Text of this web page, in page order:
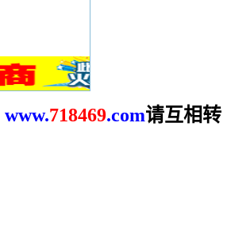
www.718469.com请互相转